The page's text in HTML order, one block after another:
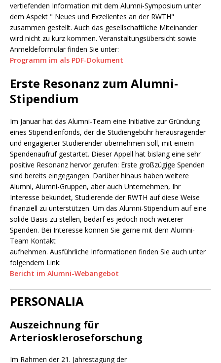
vertiefenden Information mit dem Alumni-Symposium unter
dem Aspekt " Neues und Exzellentes an der RWTH"
zusammen gestellt. Auch das gesellschaftliche Miteinander
wird nicht zu kurz kommen. Veranstaltungsübersicht sowie
Anmeldeformular finden Sie unter:
Programm im als PDF-Dokument
Erste Resonanz zum Alumni-
Stipendium
Im Januar hat das Alumni-Team eine Initiative zur Gründung
eines Stipendienfonds, der die Studiengebühr herausragender
und engagierter Studierender übernehmen soll, mit einem
Spendenaufruf gestartet. Dieser Appell hat bislang eine sehr
positive Resonanz hervor gerufen: Erste großzügige Spenden
sind bereits eingegangen. Darüber hinaus haben weitere
Alumni, Alumni-Gruppen, aber auch Unternehmen, Ihr
Interesse bekundet, Studierende der RWTH auf diese Weise
finanziell zu unterstützen. Um das Alumni-Stipendium auf eine
solide Basis zu stellen, bedarf es jedoch noch weiterer
Spenden. Bei Interesse können Sie gerne mit dem Alumni-
Team Kontakt
aufnehmen. Ausführliche Informationen finden Sie auch unter
folgendem Link:
Bericht im Alumni-Webangebot
PERSONALIA
Auszeichnung für
Arterioskleroseforschung
Im Rahmen der 21. Jahrestagung der